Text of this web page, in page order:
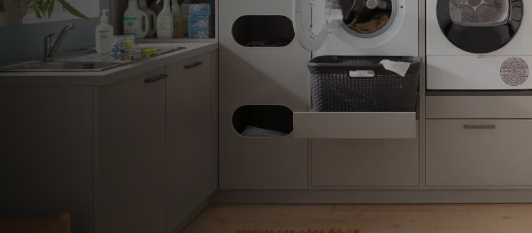
Esszimmer
Garderoben
Möbel
Informationsbroschüre
Matratzen / Lattenrost
Möbel
Informationsbroschüre